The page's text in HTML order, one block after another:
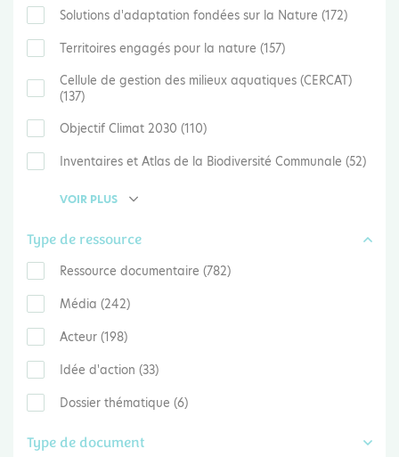
Solutions d'adaptation fondées sur la Nature (172)
Territoires engagés pour la nature (157)
Cellule de gestion des milieux aquatiques (CERCAT)
(137)
Objectif Climat 2030 (110)
Inventaires et Atlas de la Biodiversité Communale (52)
VOIR PLUS
Type de ressource
Ressource documentaire (782)
Média (242)
Acteur (198)
Idée d'action (33)
Dossier thématique (6)
Type de document